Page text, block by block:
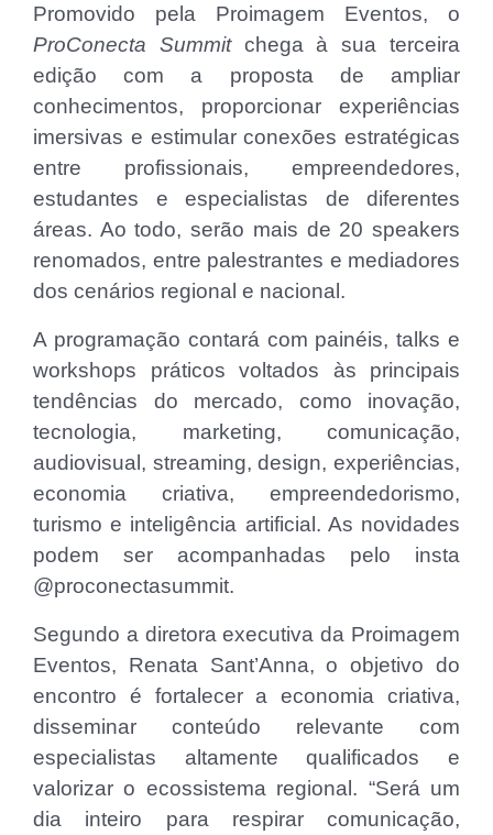
Promovido pela Proimagem Eventos, o
ProConecta Summit chega à sua terceira
edição com a proposta de ampliar
conhecimentos, proporcionar experiências
imersivas e estimular conexões estratégicas
entre profissionais, empreendedores,
estudantes e especialistas de diferentes
áreas. Ao todo, serão mais de 20 speakers
renomados, entre palestrantes e mediadores
dos cenários regional e nacional.
A programação contará com painéis, talks e
workshops práticos voltados às principais
tendências do mercado, como inovação,
tecnologia, marketing, comunicação,
audiovisual, streaming, design, experiências,
economia criativa, empreendedorismo,
turismo e inteligência artificial. As novidades
podem ser acompanhadas pelo insta
@proconectasummit.
Segundo a diretora executiva da Proimagem
Eventos, Renata Sant’Anna, o objetivo do
encontro é fortalecer a economia criativa,
disseminar conteúdo relevante com
especialistas altamente qualificados e
valorizar o ecossistema regional. “Será um
dia inteiro para respirar comunicação,